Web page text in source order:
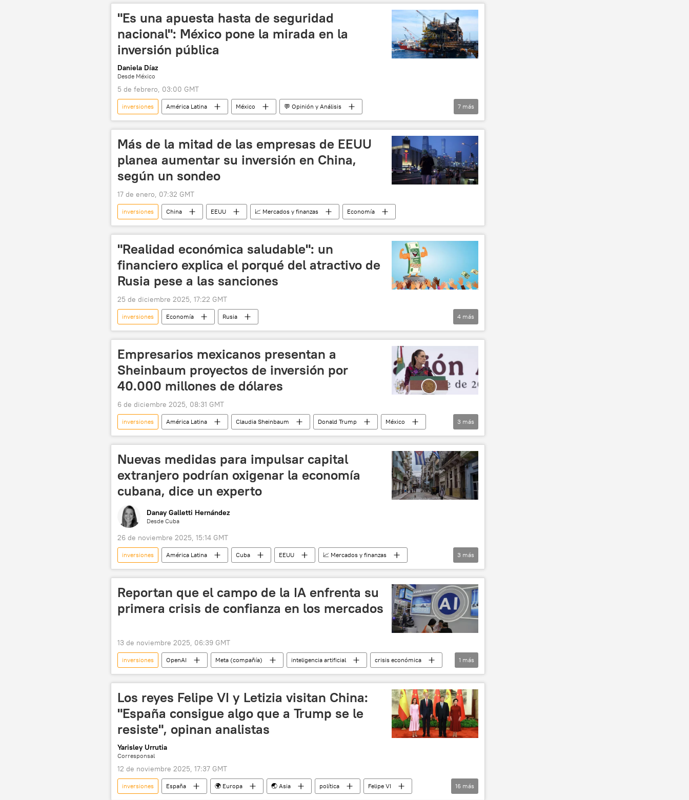
"Es una apuesta hasta de seguridad
nacional": México pone la mirada en la
inversión pública
Daniela Díaz
Desde México
5 de febrero, 03:00 GMT
inversiones América Latina México
💬 Opinión y Análisis
cooperación económica
inversión pública Claudia Sheinbaum
EEUU
7 más
Más de la mitad de las empresas de EEUU
planea aumentar su inversión en China,
según un sondeo
17 de enero, 07:32 GMT
inversiones China EEUU 📈 Mercados y finanzas Economía
"Realidad económica saludable": un
financiero explica el porqué del atractivo de
Rusia pese a las sanciones
25 de diciembre 2025, 17:22 GMT
inversiones Economía
Rusia
📰 Consecuencias económicas de las sanciones occidentales contra Rusia
📈 Mercados y finanzas
4 más
Empresarios mexicanos presentan a
Sheinbaum proyectos de inversión por
40.000 millones de dólares
6 de diciembre 2025, 08:31 GMT
inversiones América Latina Claudia Sheinbaum Donald Trump
México
Televisa
📈 Mercados y finanzas Plan México
3 más
Nuevas medidas para impulsar capital
extranjero podrían oxigenar la economía
cubana, dice un experto
Danay Galletti Hernández
Desde Cuba
26 de noviembre 2025, 15:14 GMT
inversiones América Latina Cuba EEUU
📈 Mercados y finanzas
💬 Opinión y Análisis
Rusia Venezuela
3 más
Reportan que el campo de la IA enfrenta su
primera crisis de confianza en los mercados
13 de noviembre 2025, 06:39 GMT
inversiones OpenAI Meta (compañía) inteligencia artificial
crisis económica
Economía
1 más
Los reyes Felipe VI y Letizia visitan China:
"España consigue algo que a Trump se le
resiste", opinan analistas
Yarisley Urrutia
Corresponsal
12 de noviembre 2025, 17:37 GMT
inversiones España 🌍 Europa 🌏 Asia política
Felipe VI
16 más